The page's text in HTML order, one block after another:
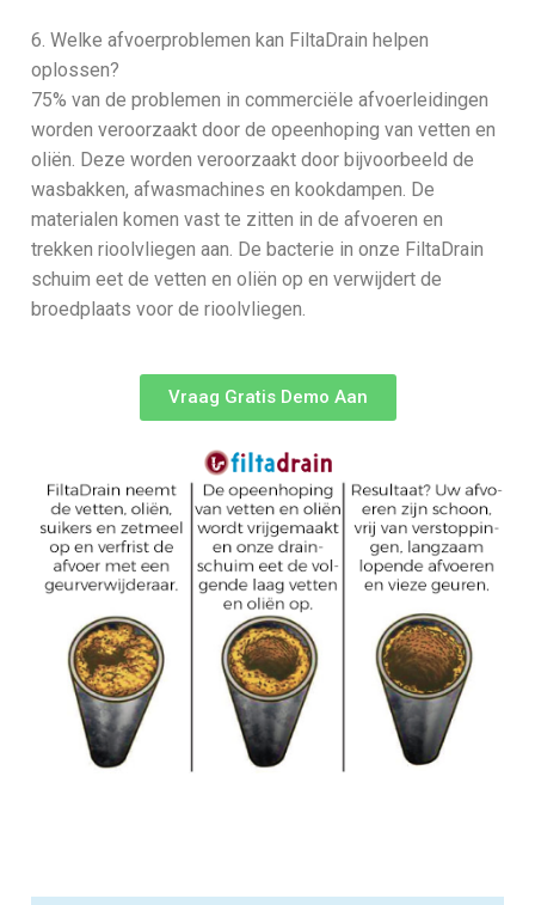
6. Welke afvoerproblemen kan FiltaDrain helpen
oplossen?
75% van de problemen in commerciële afvoerleidingen
worden veroorzaakt door de opeenhoping van vetten en
oliën. Deze worden veroorzaakt door bijvoorbeeld de
wasbakken, afwasmachines en kookdampen. De
materialen komen vast te zitten in de afvoeren en
trekken rioolvliegen aan. De bacterie in onze FiltaDrain
schuim eet de vetten en oliën op en verwijdert de
broedplaats voor de rioolvliegen.
Vraag Gratis Demo Aan